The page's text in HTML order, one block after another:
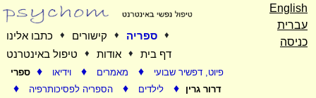
English
עברית
כניסה
כתבו אלינו ♦ קישורים ♦ ספריה ♦
טיפול באינטרנט ♦ אודות ♦ דף בית
פיוט, דפשיר שבועי ♦ מאמרים ♦ וידיאו ♦
ספרי
דרור גרין
♦ לילדים ♦ הספריה לפסיכותרפיה ♦